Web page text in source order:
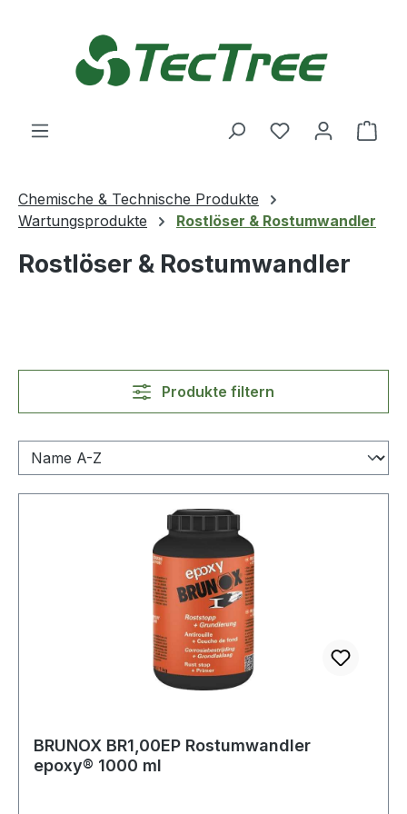
Du hast 0
Chemische & Technische Produkte
Wartungsprodukte
Rostlöser & Rostumwandler
Rostlöser & Rostumwandler
Produkte filtern
BRUNOX BR1,00EP Rostumwandler
epoxy® 1000 ml